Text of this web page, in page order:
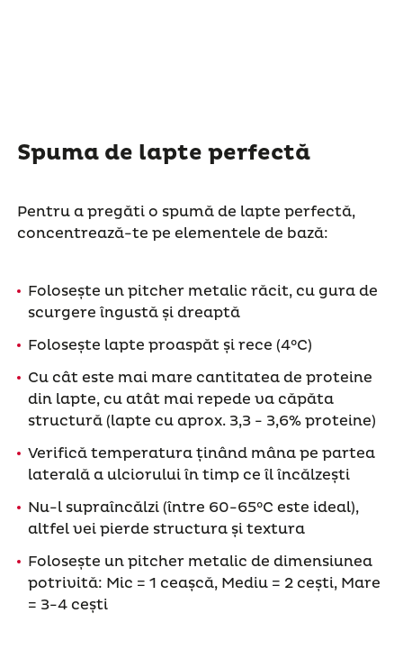
Spuma de lapte perfectă
Pentru a pregăti o spumă de lapte perfectă,
concentrează-te pe elementele de bază:
Folosește un pitcher metalic răcit, cu gura de
scurgere îngustă și dreaptă
Folosește lapte proaspăt și rece (4°C)
Cu cât este mai mare cantitatea de proteine
din lapte, cu atât mai repede va căpăta
structură (lapte cu aprox. 3,3 - 3,6% proteine)
Verifică temperatura ținând mâna pe partea
laterală a ulciorului în timp ce îl încălzești
Nu-l supraîncălzi (între 60-65°C este ideal),
altfel vei pierde structura și textura
Folosește un pitcher metalic de dimensiunea
potrivită: Mic = 1 ceașcă, Mediu = 2 cești, Mare
= 3-4 cești